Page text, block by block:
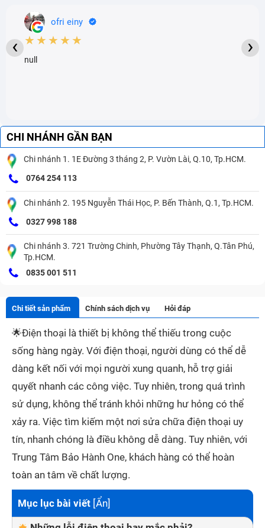
ofri einy
★★★★★
null
‹ ›
CHI NHÁNH GẦN BẠN
Chi nhánh 1. 1E Đường 3 tháng 2, P. Vườn Lài, Q.10, Tp.HCM.
0764 254 113
Chi nhánh 2. 195 Nguyễn Thái Học, P. Bến Thành, Q.1, Tp.HCM.
0327 998 188
Chi nhánh 3. 721 Trường Chinh, Phường Tây Thạnh, Q.Tân Phú,
Tp.HCM.
0835 001 511
Chi tiết sản phẩm Chính sách dịch vụ Hỏi đáp
🌟Điện thoại là thiết bị không thể thiếu trong cuộc
sống hàng ngày. Với điện thoại, người dùng có thể dễ
dàng kết nối với mọi người xung quanh, hỗ trợ giải
quyết nhanh các công việc. Tuy nhiên, trong quá trình
sử dụng, không thể tránh khỏi những hư hỏng có thể
xảy ra. Việc tìm kiếm một nơi sửa chữa điện thoại uy
tín, nhanh chóng là điều không dễ dàng. Tuy nhiên, với
Trung Tâm Bảo Hành One, khách hàng có thể hoàn
toàn an tâm về chất lượng.
Mục lục bài viết [Ẩn]